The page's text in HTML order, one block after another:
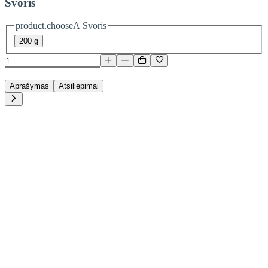
product.chooseA Svoris
200 g
Aprašymas Atsiliepimai